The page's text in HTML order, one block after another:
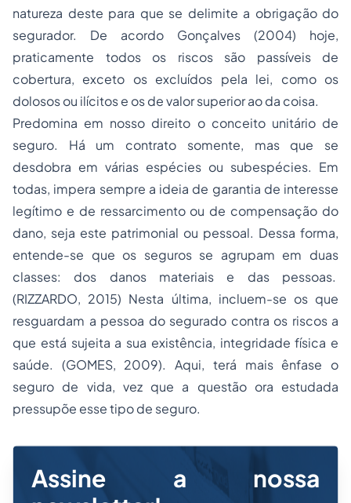
natureza deste para que se delimite a obrigação do
segurador. De acordo Gonçalves (2004) hoje,
praticamente todos os riscos são passíveis de
cobertura, exceto os excluídos pela lei, como os
dolosos ou ilícitos e os de valor superior ao da coisa.
Predomina em nosso direito o conceito unitário de
seguro. Há um contrato somente, mas que se
desdobra em várias espécies ou subespécies. Em
todas, impera sempre a ideia de garantia de interesse
legítimo e de ressarcimento ou de compensação do
dano, seja este patrimonial ou pessoal. Dessa forma,
entende-se que os seguros se agrupam em duas
classes: dos danos materiais e das pessoas.
(RIZZARDO, 2015) Nesta última, incluem-se os que
resguardam a pessoa do segurado contra os riscos a
que está sujeita a sua existência, integridade física e
saúde. (GOMES, 2009). Aqui, terá mais ênfase o
seguro de vida, vez que a questão ora estudada
pressupõe esse tipo de seguro.
Assine a nossa